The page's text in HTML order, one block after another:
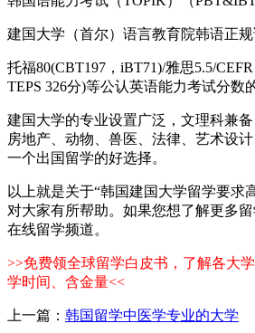
建国大学（首尔）语言教育院韩语正规
托福80(CBT197，iBT71)/雅思5.5/
TEPS 326分)等公认英语能力考试分数
建国大学的专业设置广泛，文理科兼备
房地产、动物、兽医、法律、艺术设
一个出国留学的好选择。
以上就是关于“韩国建国大学留学要求
对大家有所帮助。如果您想了解更多
在线留学频道。
>>免费领全球留学白皮书，了解各大
学时间、含金量<<
上一篇： 韩国留学中医学专业的大学